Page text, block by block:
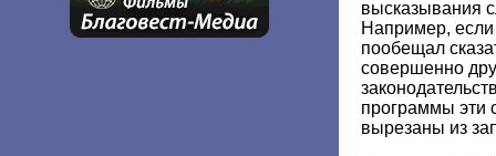
высказывания
Например,
пообещал
совершенно
программы эти
вырезаны из